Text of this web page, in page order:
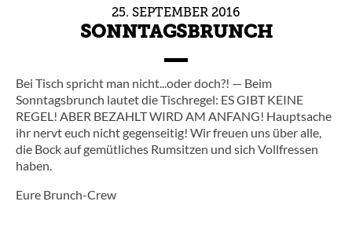
25. SEPTEMBER 2016
SONNTAGSBRUNCH
Bei Tisch spricht man nicht...oder doch?! — Beim
Sonntagsbrunch lautet die Tischregel: ES GIBT KEINE
REGEL! ABER BEZAHLT WIRD AM ANFANG! Hauptsache
ihr nervt euch nicht gegenseitig! Wir freuen uns über alle,
die Bock auf gemütliches Rumsitzen und sich Vollfressen
haben.
Eure Brunch-Crew